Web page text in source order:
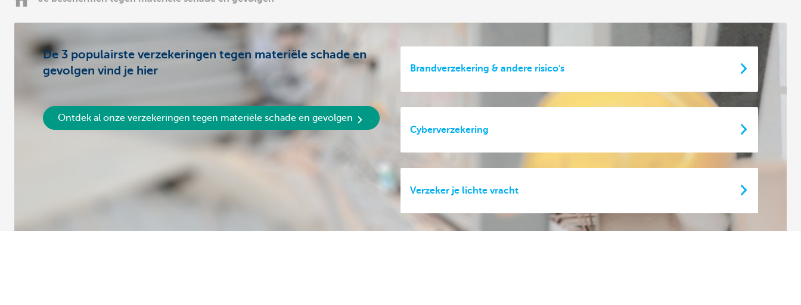
De 3 populairste verzekeringen tegen materiële schade en
gevolgen vind je hier
Ontdek al onze verzekeringen tegen materiële schade en gevolgen
Brandverzekering & andere risico's
Cyberverzekering
Verzeker je lichte vracht